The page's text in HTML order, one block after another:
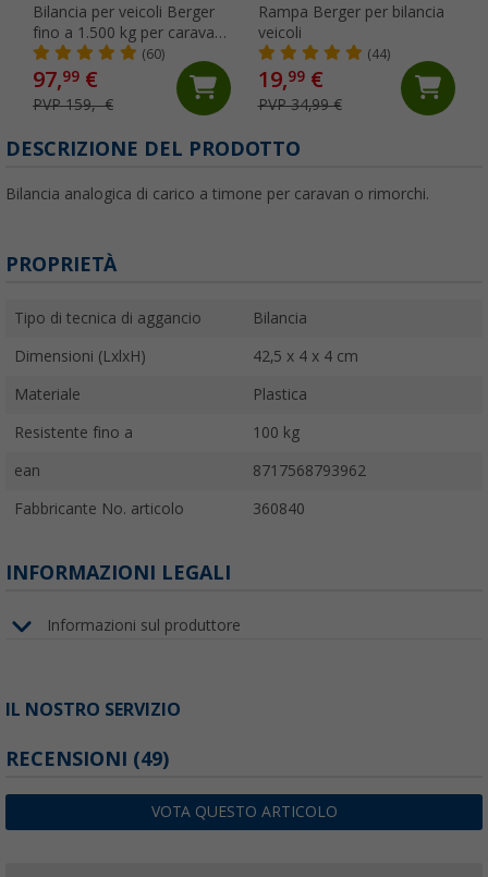
Bilancia per veicoli Berger
fino a 1.500 kg per caravan
e camper
(60)
97,99 €
PVP 159,- €
Rampa Berger per bilancia
veicoli
(44)
19,99€
PVP 34,99 €
DESCRIZIONE DEL PRODOTTO
Bilancia analogica di carico a timone per caravan o rimorchi.
PROPRIETÀ
Tipo di tecnica di aggancio Bilancia
Dimensioni (LxlxH) 42,5 x 4 x 4 cm
Materiale Plastica
Resistente fino a 100 kg
ean 8717568793962
Fabbricante No. articolo 360840
INFORMAZIONI LEGALI
Informazioni sul produttore
IL NOSTRO SERVIZIO
RECENSIONI (49)
VOTA QUESTO ARTICOLO